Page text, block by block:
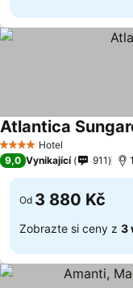
4 Počet hvězdiček
Hotel
Atlantica
9,0 Vynikající 911
Od 3 880 Kč
Zobrazte si ceny z 3